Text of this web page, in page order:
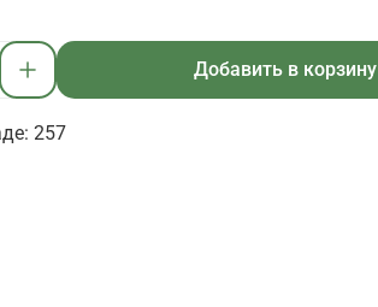
Добавить в корзину
257